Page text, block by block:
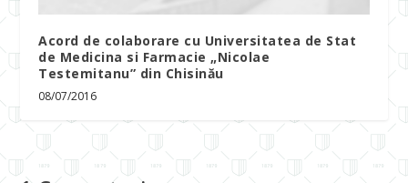
Acord de colaborare cu Universitatea de Stat
de Medicina si Farmacie „Nicolae
Testemitanu” din Chisinău
08/07/2016